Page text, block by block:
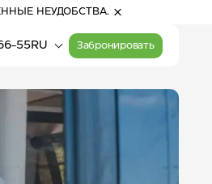
НЕУДОБСТВА.
55RU Забронировать